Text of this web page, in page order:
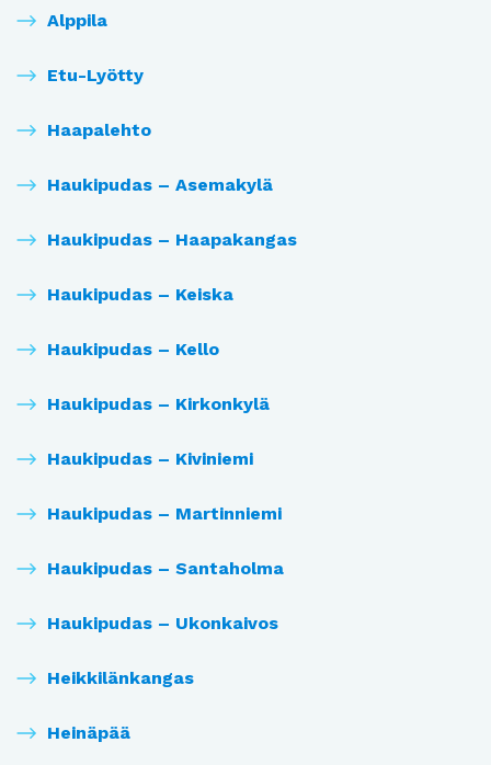
Alppila
Etu-Lyötty
Haapalehto
Haukipudas – Asemakylä
Haukipudas – Haapakangas
Haukipudas – Keiska
Haukipudas – Kello
Haukipudas – Kirkonkylä
Haukipudas – Kiviniemi
Haukipudas – Martinniemi
Haukipudas – Santaholma
Haukipudas – Ukonkaivos
Heikkilänkangas
Heinäpää